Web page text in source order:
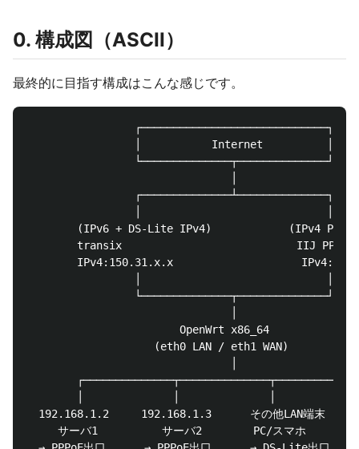
0. 構成図（ASCII）
最終的に目指す構成はこんな感じです。
                 ┌─────────────────────────────┐
                 │           Internet          │
                 └──────────────┬──────────────┘
                 ┌──────────────┴──────────────┐
(IPv6 + DS-Lite IPv4)            (IPv4
        transix 　　　　　　　　　　　       IIJ PPPoE
IPv4:150.31.x.x
                 └──────────────┬──────────────┘
                        OpenWrt x86_64
                    (eth0 LAN / eth1 WAN)
  192.168.1.2     192.168.1.3      その他LAN端末
     サーバ1          サーバ2        PC/スマホ